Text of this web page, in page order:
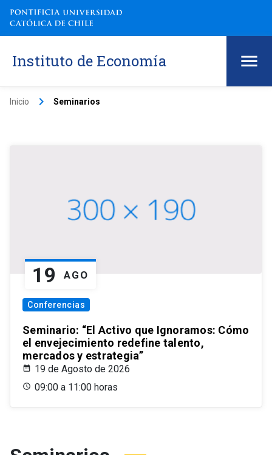
Instituto de Economía
Inicio keyboard_arrow_right Seminarios
19 AGO
Conferencias
Seminario: “El Activo que Ignoramos: Cómo
el envejecimiento redefine talento,
mercados y estrategia”
19 de Agosto de 2026
09:00 a 11:00 horas